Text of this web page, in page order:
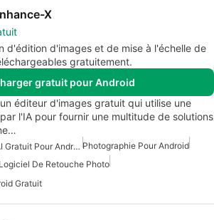
X
d'édition d'images et de mise à l'échelle de
gratuitement.
gratuit pour Android
éditeur d'images gratuit qui utilise une
l'IA pour fournir une multitude de solutions
Éditeur De Photo AI Gratuit Pour Android Photographie Pour Android
De Retouche Photo
Gratuit